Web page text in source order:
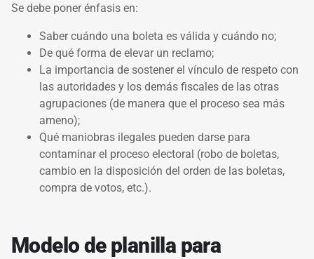
Se debe poner énfasis en:
Saber cuándo una boleta es válida y cuándo no;
De qué forma de elevar un reclamo;
La importancia de sostener el vínculo de respeto con
las autoridades y los demás fiscales de las otras
agrupaciones (de manera que el proceso sea más
ameno);
Qué maniobras ilegales pueden darse para
contaminar el proceso electoral (robo de boletas,
cambio en la disposición del orden de las boletas,
compra de votos, etc.).
Modelo de planilla para